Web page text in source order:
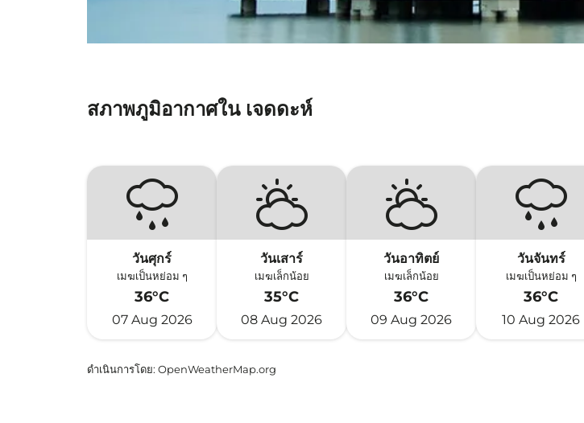
สภาพภูมิอากาศใน เจดดะห์
วันศุกร์
เมฆเป็นหย่อม ๆ
36°C
07 Aug 2026
วันเสาร์
เมฆเล็กน้อย
35°C
08 Aug 2026
วันอาทิตย์
เมฆเล็กน้อย
36°C
09 Aug 2026
วันจันทร์
เมฆเป็นหย่อม ๆ
36°C
10 Aug 2026
ดำเนินการโดย: OpenWeatherMap.org